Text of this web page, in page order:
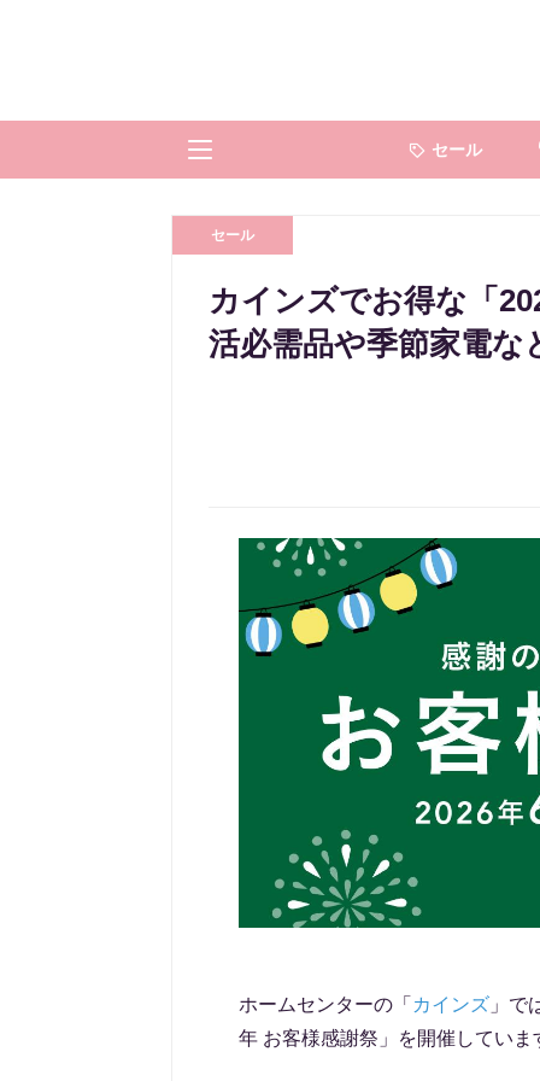
セール
セール
カインズでお得な「
活必需品や季節家電
ホームセンターの「 カインズ 」で
年 お客様感謝祭」を開催していま